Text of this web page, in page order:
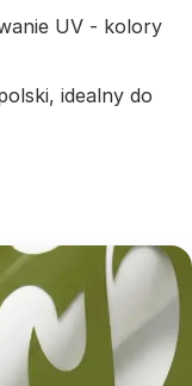
UV - kolory
idealny do